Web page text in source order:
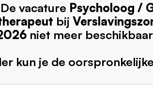
vacature Psycholoog /
bij
niet meer
kun je de